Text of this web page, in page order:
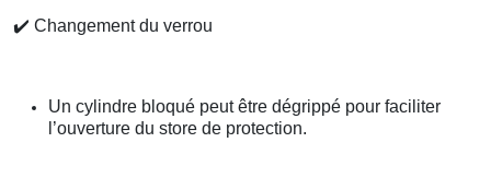
✔️ Changement du verrou
Un cylindre bloqué peut être dégrippé pour faciliter
l’ouverture du store de protection.